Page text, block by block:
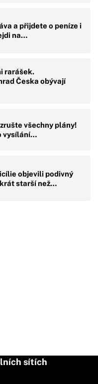
a přijdete o peníze i
na…
rarášek.
Česka obývají
všechny plány!
vysílání…
objevili podivný
starší než…
sítích